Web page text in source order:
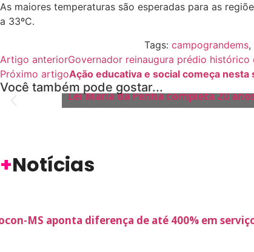
As maiores temperaturas são esperadas para as
a 33ºC.
Tags: campograndems,
Artigo anteriorGovernador reinaugura prédio
Próximo artigoAção educativa e social começa
Você também pode gostar...
ESPECIAL
Lei Maria da Penha completa 20
+Notícias
MS aponta diferença de até 400% em